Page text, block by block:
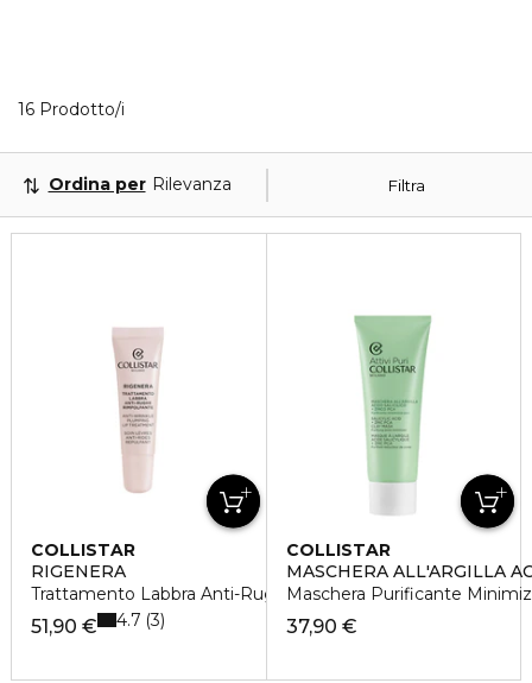
16 Prodotto/i
Filtra
Ordina per Rilevanza
COLLISTAR
RIGENERA
Trattamento Labbra Anti-Rughe Rimpolpante
51,90 € 4.7 3
COLLISTAR
MASCHERA ALL'ARGILLA
Maschera Purificante
37,90 €